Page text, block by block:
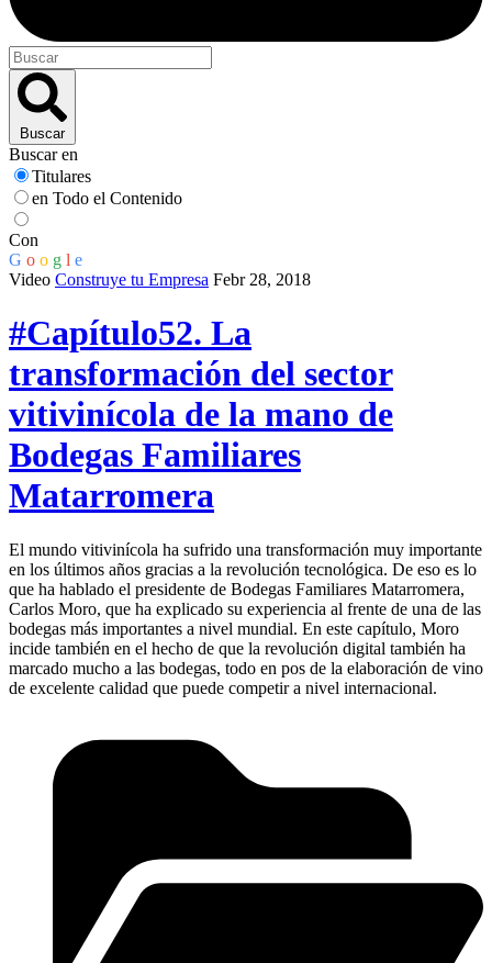
Buscar
Buscar en
Titulares
en Todo el Contenido
Con
G o o g l e
Video Construye tu Empresa Febr 28, 2018
#Capítulo52. La
transformación del sector
vitivinícola de la mano de
Bodegas Familiares
Matarromera
El mundo vitivinícola ha sufrido una transformación muy importante
en los últimos años gracias a la revolución tecnológica. De eso es lo
que ha hablado el presidente de Bodegas Familiares Matarromera,
Carlos Moro, que ha explicado su experiencia al frente de una de las
bodegas más importantes a nivel mundial. En este capítulo, Moro
incide también en el hecho de que la revolución digital también ha
marcado mucho a las bodegas, todo en pos de la elaboración de vino
de excelente calidad que puede competir a nivel internacional.